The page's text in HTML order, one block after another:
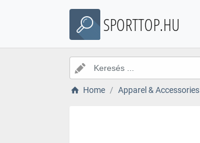
SPORTTOP.HU
Home Apparel & Accessories